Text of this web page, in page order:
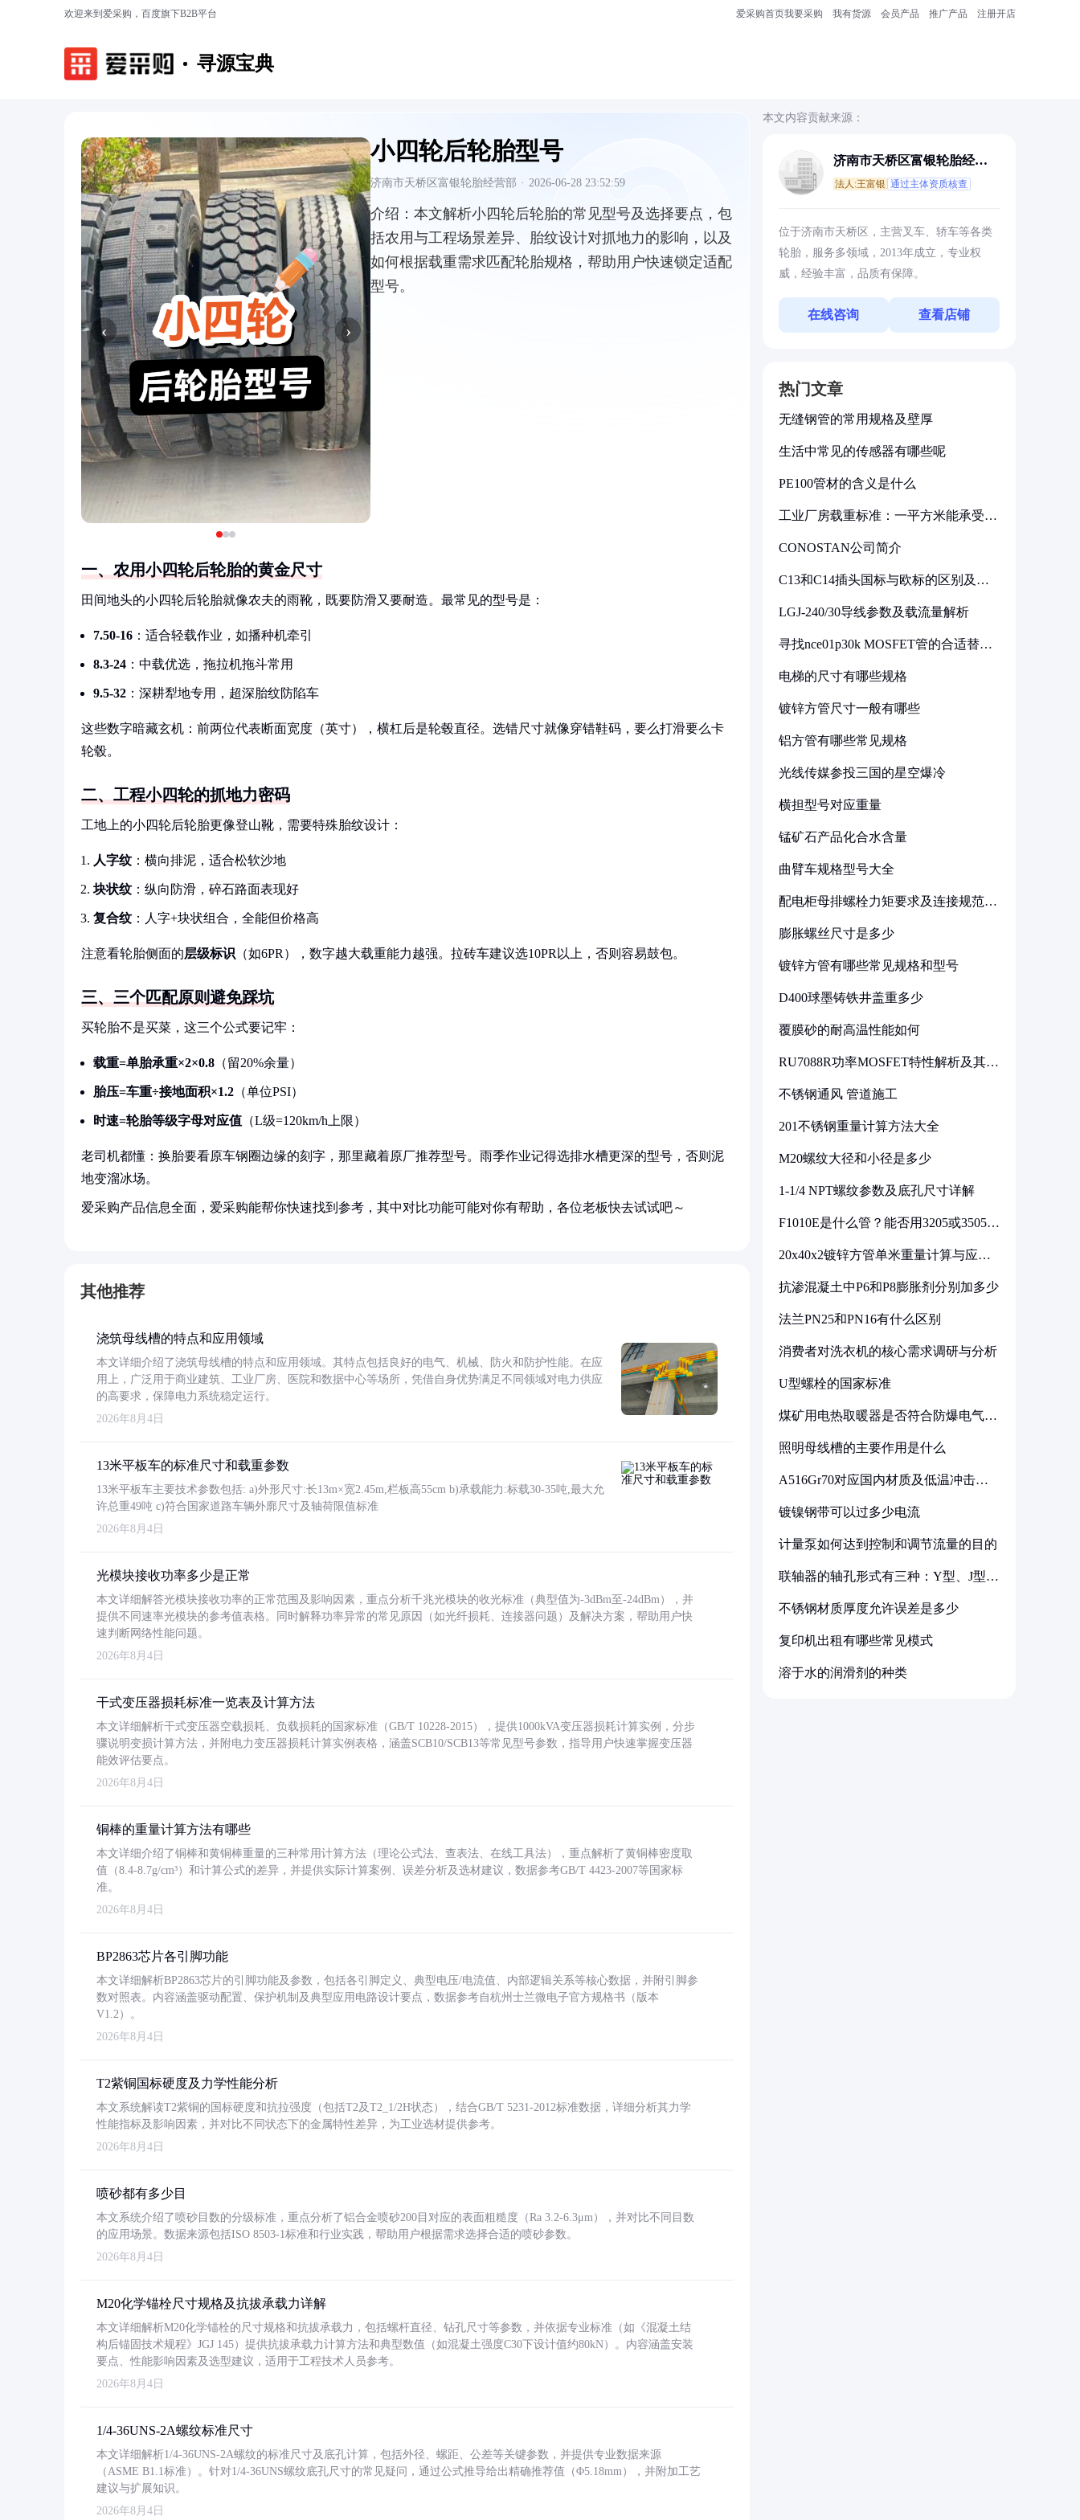
欢迎来到爱采购，百度旗下B2B平台 爱采购首页我要采购 我有货源 会员产品 推广产品 注册开店
寻源宝典
‹ ›
小四轮后轮胎型号
济南市天桥区富银轮胎经营部 · 2026-06-28 23:52:59
介绍： 本文解析小四轮后轮胎的常见型号及选择要点，包
括农用与工程场景差异、胎纹设计对抓地力的影响，以及
如何根据载重需求匹配轮胎规格，帮助用户快速锁定适配
型号。
一、农用小四轮后轮胎的黄金尺寸
田间地头的小四轮后轮胎就像农夫的雨靴，既要防滑又要耐造。最常见的型号是：
7.50-16 ：适合轻载作业，如播种机牵引
8.3-24 ：中载优选，拖拉机拖斗常用
9.5-32 ：深耕犁地专用，超深胎纹防陷车
这些数字暗藏玄机：前两位代表断面宽度（英寸），横杠后是轮毂直径。选错尺寸就像穿错鞋码，要么打滑要么卡
轮毂。
二、工程小四轮的抓地力密码
工地上的小四轮后轮胎更像登山靴，需要特殊胎纹设计：
人字纹：横向排泥，适合松软沙地
块状纹：纵向防滑，碎石路面表现好
复合纹：人字+块状组合，全能但价格高
注意看轮胎侧面的层级标识 （如6PR），数字越大载重能力越强。拉砖车建议选10PR以上，否则容易鼓包。
三、三个匹配原则避免踩坑
买轮胎不是买菜，这三个公式要记牢：
载重=单胎承重×2×0.8 （留20%余量）
胎压=车重÷接地面积×1.2 （单位PSI）
时速=轮胎等级字母对应值 （L级=120km/h上限）
老司机都懂：换胎要看原车钢圈边缘的刻字，那里藏着原厂推荐型号。雨季作业记得选排水槽更深的型号，否则泥
地变溜冰场。
爱采购产品信息全面，爱采购能帮你快速找到参考，其中对比功能可能对你有帮助，各位老板快去试试吧～
其他推荐
浇筑母线槽的特点和应用领域
本文详细介绍了浇筑母线槽的特点和应用领域。其特点包括良好的电气、机械、防火和防护性能。在应
用上，广泛用于商业建筑、工业厂房、医院和数据中心等场所，凭借自身优势满足不同领域对电力供应
的高要求，保障电力系统稳定运行。
2026年8月4日
13米平板车的标准尺寸和载重参数
13米平板车主要技术参数包括: a)外形尺寸:长13m×宽2.45m,栏板高55cm b)承载能力:标载30-35吨,最大允
许总重49吨 c)符合国家道路车辆外廓尺寸及轴荷限值标准
2026年8月4日
光模块接收功率多少是正常
本文详细解答光模块接收功率的正常范围及影响因素，重点分析千兆光模块的收光标准（典型值为-3dBm至-24dBm），并
提供不同速率光模块的参考值表格。同时解释功率异常的常见原因（如光纤损耗、连接器问题）及解决方案，帮助用户快
速判断网络性能问题。
2026年8月4日
干式变压器损耗标准一览表及计算方法
本文详细解析干式变压器空载损耗、负载损耗的国家标准（GB/T 10228-2015），提供1000kVA变压器损耗计算实例，分步
骤说明变损计算方法，并附电力变压器损耗计算实例表格，涵盖SCB10/SCB13等常见型号参数，指导用户快速掌握变压器
能效评估要点。
2026年8月4日
铜棒的重量计算方法有哪些
本文详细介绍了铜棒和黄铜棒重量的三种常用计算方法（理论公式法、查表法、在线工具法），重点解析了黄铜棒密度取
值（8.4-8.7g/cm³）和计算公式的差异，并提供实际计算案例、误差分析及选材建议，数据参考GB/T 4423-2007等国家标
准。
2026年8月4日
BP2863芯片各引脚功能
本文详细解析BP2863芯片的引脚功能及参数，包括各引脚定义、典型电压/电流值、内部逻辑关系等核心数据，并附引脚参
数对照表。内容涵盖驱动配置、保护机制及典型应用电路设计要点，数据参考自杭州士兰微电子官方规格书（版本
V1.2）。
2026年8月4日
T2紫铜国标硬度及力学性能分析
本文系统解读T2紫铜的国标硬度和抗拉强度（包括T2及T2_1/2H状态），结合GB/T 5231-2012标准数据，详细分析其力学
性能指标及影响因素，并对比不同状态下的金属特性差异，为工业选材提供参考。
2026年8月4日
喷砂都有多少目
本文系统介绍了喷砂目数的分级标准，重点分析了铝合金喷砂200目对应的表面粗糙度（Ra 3.2-6.3μm），并对比不同目数
的应用场景。数据来源包括ISO 8503-1标准和行业实践，帮助用户根据需求选择合适的喷砂参数。
2026年8月4日
M20化学锚栓尺寸规格及抗拔承载力详解
本文详细解析M20化学锚栓的尺寸规格和抗拔承载力，包括螺杆直径、钻孔尺寸等参数，并依据专业标准（如《混凝土结
构后锚固技术规程》JGJ 145）提供抗拔承载力计算方法和典型数值（如混凝土强度C30下设计值约80kN）。内容涵盖安装
要点、性能影响因素及选型建议，适用于工程技术人员参考。
2026年8月4日
1/4-36UNS-2A螺纹标准尺寸
本文详细解析1/4-36UNS-2A螺纹的标准尺寸及底孔计算，包括外径、螺距、公差等关键参数，并提供专业数据来源
（ASME B1.1标准）。针对1/4-36UNS螺纹底孔尺寸的常见疑问，通过公式推导给出精确推荐值（Φ5.18mm），并附加工艺
建议与扩展知识。
2026年8月4日
本文内容贡献来源：
济南市天桥区富银轮胎经营
法人:王富银 通过主体资质核查
位于济南市天桥区，主营叉车、轿车等各类
轮胎，服务多领域，2013年成立，专业权
威，经验丰富，品质有保障。
在线咨询 查看店铺
热门文章
无缝钢管的常用规格及壁厚
生活中常见的传感器有哪些呢
PE100管材的含义是什么
工业厂房载重标准：一平方米能承受多
CONOSTAN公司简介
C13和C14插头国标与欧标的区别及其
LGJ-240/30导线参数及载流量解析
寻找nce01p30k MOSFET管的合适替代
电梯的尺寸有哪些规格
镀锌方管尺寸一般有哪些
铝方管有哪些常见规格
光线传媒参投三国的星空爆冷
横担型号对应重量
锰矿石产品化合水含量
曲臂车规格型号大全
配电柜母排螺栓力矩要求及连接规范详
膨胀螺丝尺寸是多少
镀锌方管有哪些常见规格和型号
D400球墨铸铁井盖重多少
覆膜砂的耐高温性能如何
RU7088R功率MOSFET特性解析及其在
不锈钢通风 管道施工
201不锈钢重量计算方法大全
M20螺纹大径和小径是多少
1-1/4 NPT螺纹参数及底孔尺寸详解
F1010E是什么管？能否用3205或3505代
20x40x2镀锌方管单米重量计算与应用
抗渗混凝土中P6和P8膨胀剂分别加多少
法兰PN25和PN16有什么区别
消费者对洗衣机的核心需求调研与分析
U型螺栓的国家标准
煤矿用电热取暖器是否符合防爆电气设
照明母线槽的主要作用是什么
A516Gr70对应国内材质及低温冲击要
镀镍钢带可以过多少电流
计量泵如何达到控制和调节流量的目的
联轴器的轴孔形式有三种：Y型、J型、
不锈钢材质厚度允许误差是多少
复印机出租有哪些常见模式
溶于水的润滑剂的种类